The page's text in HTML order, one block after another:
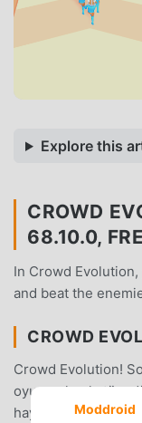
Explore this
CROWD
68.10.0,
In Crowd
and beat the
CROWD
Crowd Evolution!
oyunu olarak, tüm
hayran kazandı.
Moddroid